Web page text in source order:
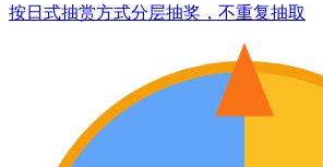
按日式抽赏方式分层抽奖，不重复抽取